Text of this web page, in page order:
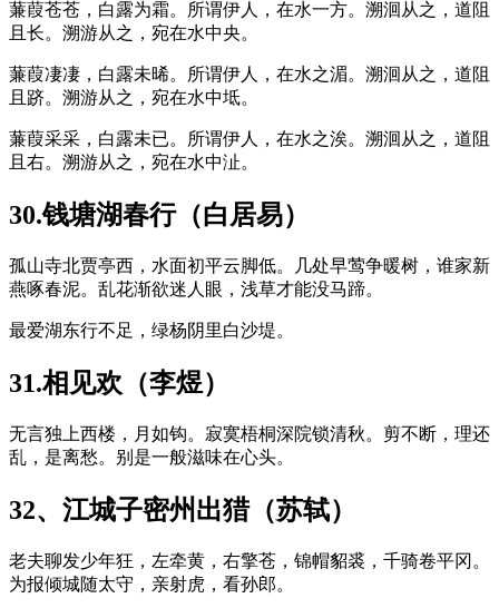
蒹葭苍苍，白露为霜。所谓伊人，在水一方。溯洄从之，道阻
且长。溯游从之，宛在水中央。
蒹葭凄凄，白露未晞。所谓伊人，在水之湄。溯洄从之，道阻
且跻。溯游从之，宛在水中坻。
蒹葭采采，白露未已。所谓伊人，在水之涘。溯洄从之，道阻
且右。溯游从之，宛在水中沚。
30.钱塘湖春行（白居易）
孤山寺北贾亭西，水面初平云脚低。几处早莺争暖树，谁家新
燕啄春泥。乱花渐欲迷人眼，浅草才能没马蹄。
最爱湖东行不足，绿杨阴里白沙堤。
31.相见欢（李煜）
无言独上西楼，月如钩。寂寞梧桐深院锁清秋。剪不断，理还
乱，是离愁。别是一般滋味在心头。
32、江城子密州出猎（苏轼）
老夫聊发少年狂，左牵黄，右擎苍，锦帽貂裘，千骑卷平冈。
为报倾城随太守，亲射虎，看孙郎。